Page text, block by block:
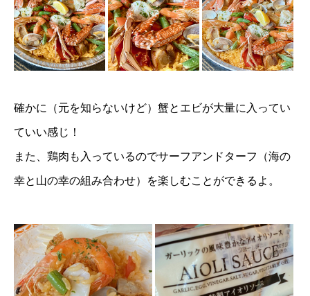
確かに（元を知らないけど）蟹とエビが大量に入ってい
ていい感じ！
また、鶏肉も入っているのでサーフアンドターフ（海の
幸と山の幸の組み合わせ）を楽しむことができるよ。